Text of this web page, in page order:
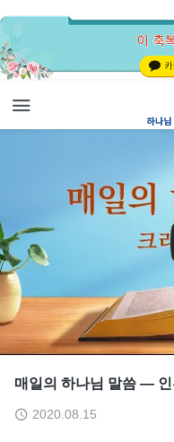
매일의 하나님 말씀 ―
2020.08.15